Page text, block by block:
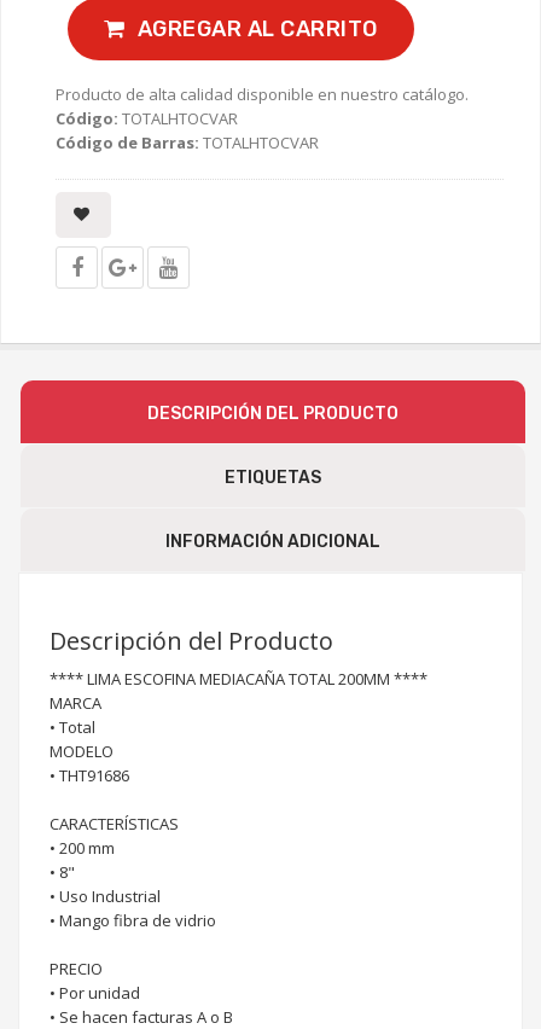
AGREGAR AL CARRITO
Producto de alta calidad disponible en nuestro catálogo.
Código: TOTALHTOCVAR
Código de Barras: TOTALHTOCVAR
DESCRIPCIÓN DEL PRODUCTO
ETIQUETAS
INFORMACIÓN ADICIONAL
Descripción del Producto
**** LIMA ESCOFINA MEDIACAÑA TOTAL 200MM ****
MARCA
• Total
MODELO
• THT91686
CARACTERÍSTICAS
• 200 mm
• 8"
• Uso Industrial
• Mango fibra de vidrio
PRECIO
• Por unidad
• Se hacen facturas A o B